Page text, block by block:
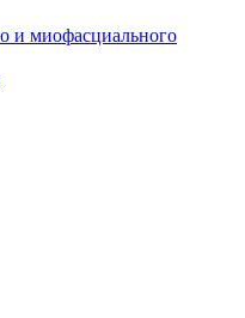
и миофасциального